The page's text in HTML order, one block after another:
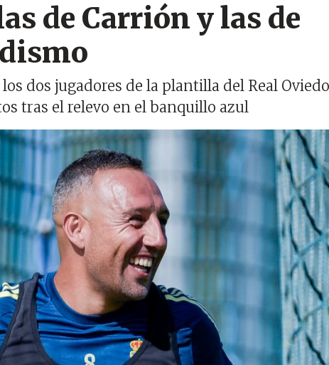
de Carrión y las de
dos jugadores de la plantilla del Real
tras el relevo en el banquillo azul